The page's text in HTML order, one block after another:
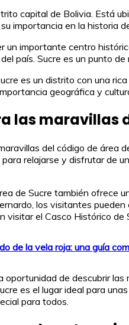
capital de Bolivia. Está
importancia en la historia
un importante centro
país. Sucre es un punto
es un distrito con una
geográfica y
las maravillas
del código de área
relajarse y disfrutar de
de Sucre también ofrece
los visitantes
visitar el Casco Histórico de
de la vela roja: una guía
oportunidad de descubrir
es el lugar ideal para
para todos.